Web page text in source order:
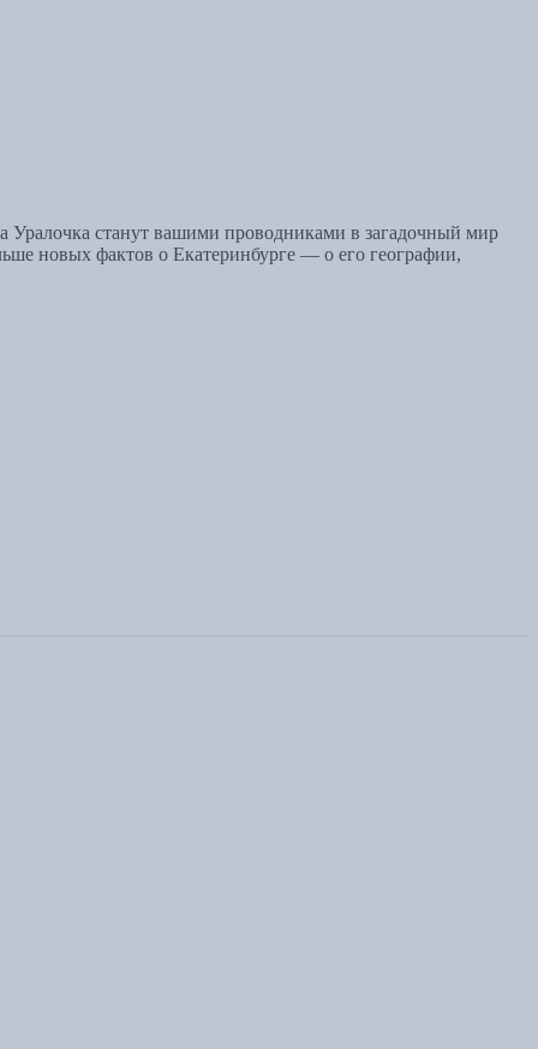
Уралочка станут вашими проводниками в загадочный мир
новых фактов о Екатеринбурге — о его географии,